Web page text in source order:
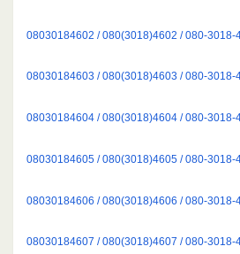
08030184602 / 080(3018)4602 / 080-3018-
08030184603 / 080(3018)4603 / 080-3018-
08030184604 / 080(3018)4604 / 080-3018-
08030184605 / 080(3018)4605 / 080-3018-
08030184606 / 080(3018)4606 / 080-3018-
08030184607 / 080(3018)4607 / 080-3018-